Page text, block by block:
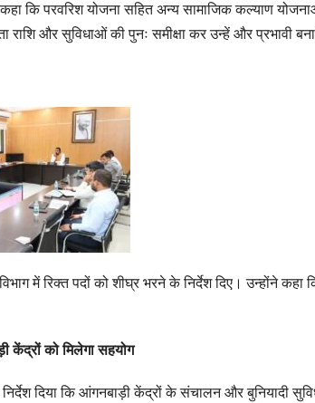
कि परवरिश योजना सहित अन्य सामाजिक कल्याण
राशि और सुविधाओं की पुनः समीक्षा कर उन्हें और प्रभावी
में रिक्त पदों को शीघ्र भरने के निर्देश दिए। उन्होंने
केंद्रों को मिलेगा सहयोग
निर्देश दिया कि आंगनबाड़ी केंद्रों के संचालन और बुनियादी